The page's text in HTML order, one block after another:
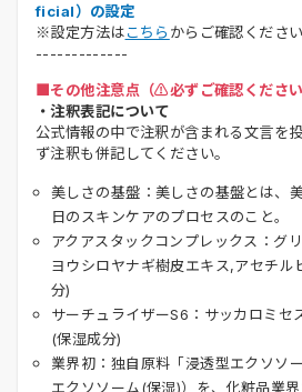
ficial）の設定
※設定方法はこちら からご確認ください
-------------
■その他注意点（⚠️必ずご確認ください
・注釈表記について
公式情報の中で注釈が含まれる文言を
ず注釈も併記してください。
美しさの基盤：美しさの基盤とは、
日のスキンケアのプロセスのこと。
アクアスタックコンプレックス：グ
ヨウシロヤナギ樹皮エキス,アセチル
分)
サーチュライザーS6：サッカロミセ
(保湿成分)
業界初：独自原料「浸透型エクソソ
エクソソーム(保湿)）を、化粧品業